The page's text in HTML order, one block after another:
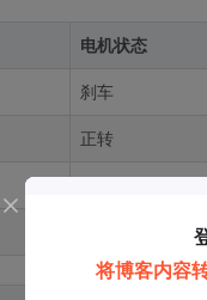
电机状态
刹车
正转